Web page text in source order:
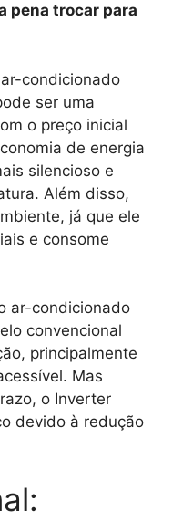
pena trocar para
condicionado
ser uma
o preço inicial
de energia
silencioso e
Além disso,
já que ele
e consome
ar-condicionado
convencional
principalmente
Mas
o Inverter
devido à redução